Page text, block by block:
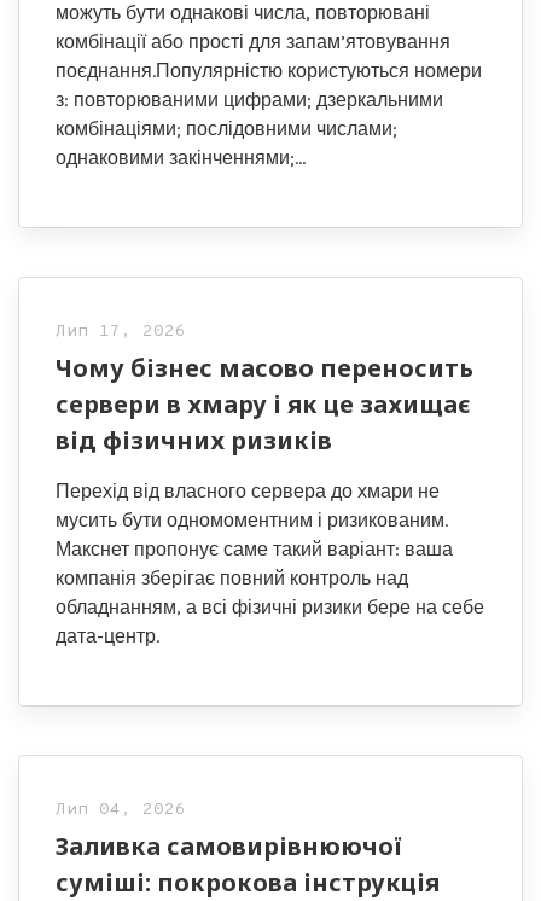
можуть бути однакові числа, повторювані
комбінації або прості для запам’ятовування
поєднання.Популярністю користуються номери
з: повторюваними цифрами; дзеркальними
комбінаціями; послідовними числами;
однаковими закінченнями;…
Лип 17, 2026
Чому бізнес масово переносить
сервери в хмару і як це захищає
від фізичних ризиків
Перехід від власного сервера до хмари не
мусить бути одномоментним і ризикованим.
Макснет пропонує саме такий варіант: ваша
компанія зберігає повний контроль над
обладнанням, а всі фізичні ризики бере на себе
дата-центр.
Лип 04, 2026
Заливка самовирівнюючої
суміші: покрокова інструкція